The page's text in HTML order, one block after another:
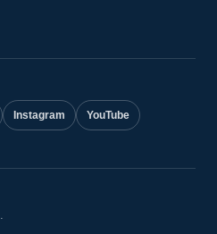
Instagram YouTube